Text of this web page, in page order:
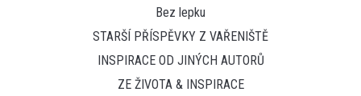
Bez lepku
STARŠÍ PŘÍSPĚVKY Z VAŘENIŠTĚ
INSPIRACE OD JINÝCH AUTORŮ
ZE ŽIVOTA & INSPIRACE